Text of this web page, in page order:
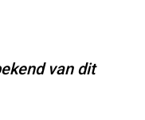
van dit